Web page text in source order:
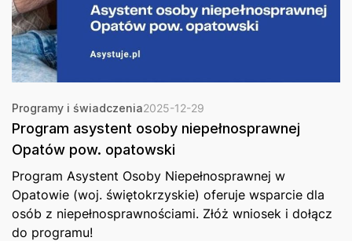
Programy i świadczenia2025-12-29
Program asystent osoby niepełnosprawnej
Opatów pow. opatowski
Program Asystent Osoby Niepełnosprawnej w
Opatowie (woj. świętokrzyskie) oferuje wsparcie dla
osób z niepełnosprawnościami. Złóż wniosek i dołącz
do programu!